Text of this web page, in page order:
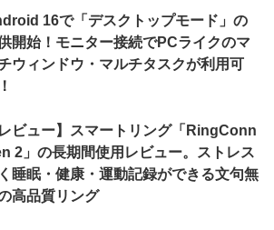
16で「デスクトップモード」の
開始！モニター接続でPCライクのマ
ウィンドウ・マルチタスクが利用可
レビュー】スマートリング「RingConn
2」の長期間使用レビュー。ストレス
睡眠・健康・運動記録ができる文句無
高品質リング